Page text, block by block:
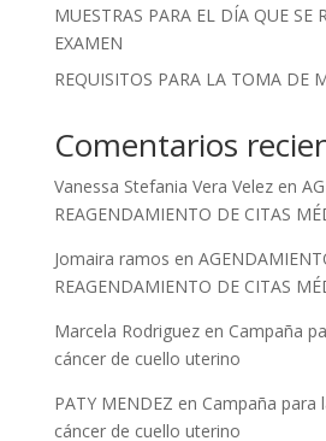
MUESTRAS PARA EL DÍA QUE SE
EXAMEN
REQUISITOS PARA LA TOMA DE
Comentarios
Vanessa Stefania Vera Velezen
REAGENDAMIENTO DE CITAS
Jomaira ramos en
REAGENDAMIENTO DE CITAS
Marcela Rodriguezen Campaña
cáncer de cuello uterino
PATY MENDEZ en Campaña para
cáncer de cuello uterino